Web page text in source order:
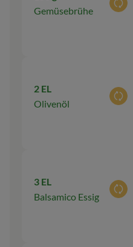
Gemüsebrühe
2 EL
Olivenöl
3 EL
Balsamico Essig